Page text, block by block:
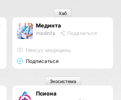
Мединта
medinta Поделиться
Нексус медицины
Подписаться
Хаб
Псиона
Экосистема